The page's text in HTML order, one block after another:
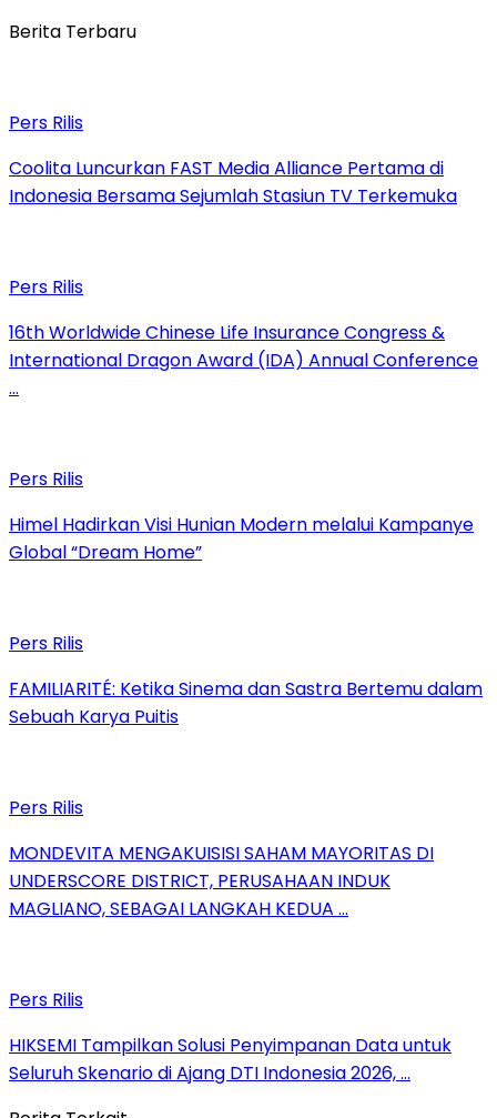
Berita Terbaru
Pers Rilis
Coolita Luncurkan FAST Media Alliance Pertama di
Indonesia Bersama Sejumlah Stasiun TV Terkemuka
Pers Rilis
16th Worldwide Chinese Life Insurance Congress &
International Dragon Award (IDA) Annual Conference
…
Pers Rilis
Himel Hadirkan Visi Hunian Modern melalui Kampanye
Global “Dream Home”
Pers Rilis
FAMILIARITÉ: Ketika Sinema dan Sastra Bertemu dalam
Sebuah Karya Puitis
Pers Rilis
MONDEVITA MENGAKUISISI SAHAM MAYORITAS DI
UNDERSCORE DISTRICT, PERUSAHAAN INDUK
MAGLIANO, SEBAGAI LANGKAH KEDUA …
Pers Rilis
HIKSEMI Tampilkan Solusi Penyimpanan Data untuk
Seluruh Skenario di Ajang DTI Indonesia 2026, …